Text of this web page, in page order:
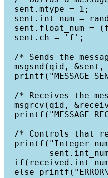
  sent.mtype = 1;
sent.int_num =
sent.float_num =
  sent.ch = 'f';
/* Sends the
msgsnd(qid, &sent,
printf("MESSAGE
/* Receives the
msgrcv(qid,
printf("MESSAGE
/* Controls that
printf("Integer
else